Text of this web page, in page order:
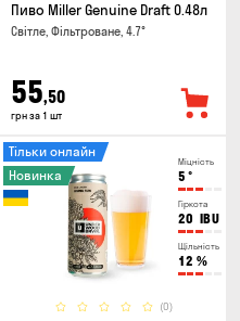
Пиво Miller Genuine Draft 0.48л
Світле, Фільтроване, 4.7°
55,50
грн за 1 шт
Міцність
5 °
Гіркота
20 IBU
Щільність
12 %
(0)
Тільки онлайн
Новинка